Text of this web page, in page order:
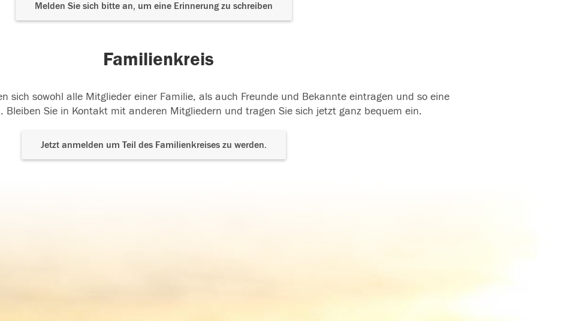
Melden Sie sich bitte an, um eine Erinnerung zu schreiben
Familienkreis
sich sowohl alle Mitglieder einer Familie, als auch Freunde und Bekannte eintragen und so eine
Bleiben Sie in Kontakt mit anderen Mitgliedern und tragen Sie sich jetzt ganz bequem ein.
Jetzt anmelden um Teil des Familienkreises zu werden.